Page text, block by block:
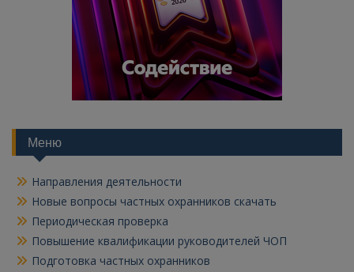
Меню
Направления деятельности
Новые вопросы частных охранников скачать
Периодическая проверка
Повышение квалификации руководителей ЧОП
Подготовка частных охранников